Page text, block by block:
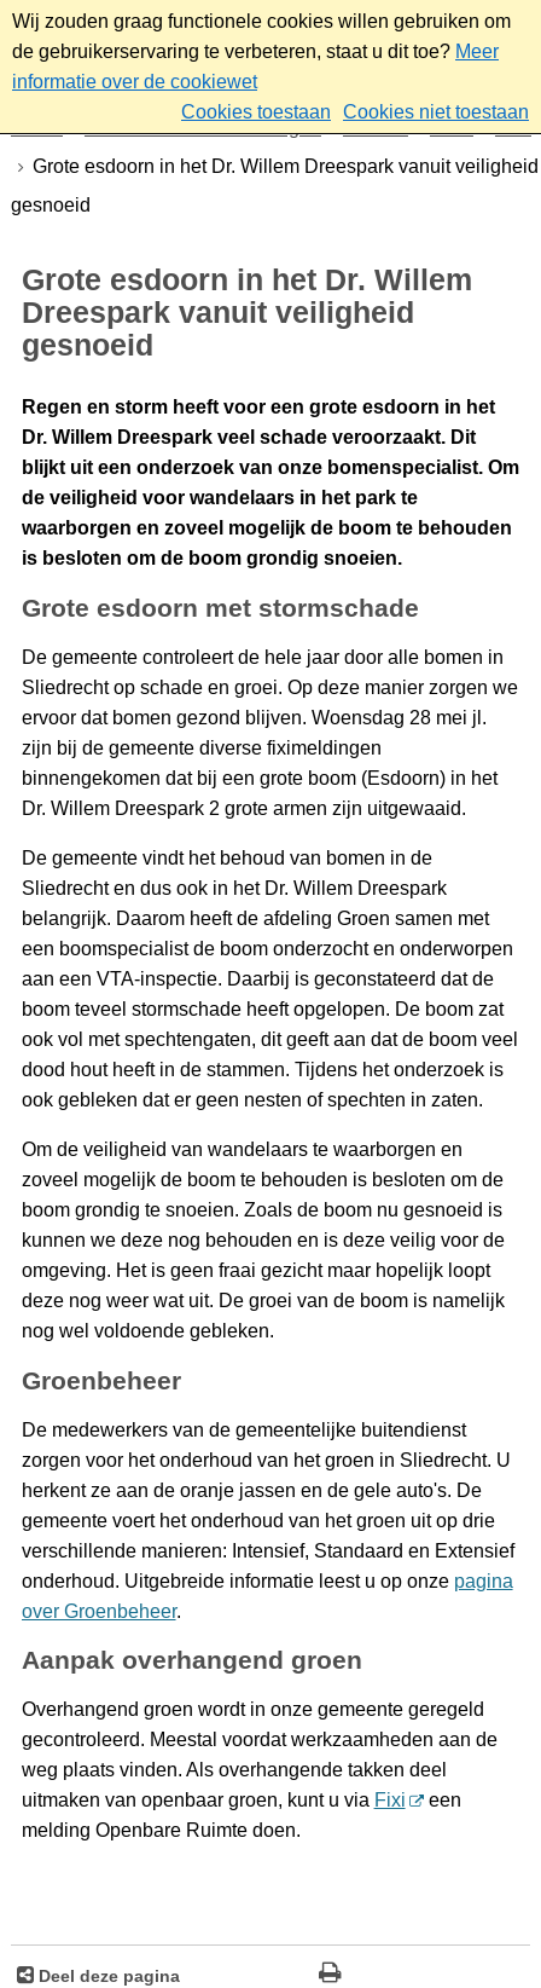
Wij zouden graag functionele cookies willen gebruiken om
de gebruikerservaring te verbeteren, staat u dit toe? Meer
informatie over de cookiewet
Cookies toestaan
Cookies niet toestaan
Nieuws & bekendmakingen Nieuws 2025
Juni
Grote esdoorn in het Dr. Willem Dreespark vanuit veiligheid
gesnoeid
Grote esdoorn in het Dr. Willem
Dreespark vanuit veiligheid
gesnoeid
Regen en storm heeft voor een grote esdoorn in het
Dr. Willem Dreespark veel schade veroorzaakt. Dit
blijkt uit een onderzoek van onze bomenspecialist. Om
de veiligheid voor wandelaars in het park te
waarborgen en zoveel mogelijk de boom te behouden
is besloten om de boom grondig snoeien.
Grote esdoorn met stormschade
De gemeente controleert de hele jaar door alle bomen in
Sliedrecht op schade en groei. Op deze manier zorgen we
ervoor dat bomen gezond blijven. Woensdag 28 mei jl.
zijn bij de gemeente diverse fiximeldingen
binnengekomen dat bij een grote boom (Esdoorn) in het
Dr. Willem Dreespark 2 grote armen zijn uitgewaaid.
De gemeente vindt het behoud van bomen in de
Sliedrecht en dus ook in het Dr. Willem Dreespark
belangrijk. Daarom heeft de afdeling Groen samen met
een boomspecialist de boom onderzocht en onderworpen
aan een VTA-inspectie. Daarbij is geconstateerd dat de
boom teveel stormschade heeft opgelopen. De boom zat
ook vol met spechtengaten, dit geeft aan dat de boom veel
dood hout heeft in de stammen. Tijdens het onderzoek is
ook gebleken dat er geen nesten of spechten in zaten.
Om de veiligheid van wandelaars te waarborgen en
zoveel mogelijk de boom te behouden is besloten om de
boom grondig te snoeien. Zoals de boom nu gesnoeid is
kunnen we deze nog behouden en is deze veilig voor de
omgeving. Het is geen fraai gezicht maar hopelijk loopt
deze nog weer wat uit. De groei van de boom is namelijk
nog wel voldoende gebleken.
Groenbeheer
De medewerkers van de gemeentelijke buitendienst
zorgen voor het onderhoud van het groen in Sliedrecht. U
herkent ze aan de oranje jassen en de gele auto's. De
gemeente voert het onderhoud van het groen uit op drie
verschillende manieren: Intensief, Standaard en Extensief
onderhoud. Uitgebreide informatie leest u op onze pagina
over Groenbeheer.
Aanpak overhangend groen
Overhangend groen wordt in onze gemeente geregeld
gecontroleerd. Meestal voordat werkzaamheden aan de
weg plaats vinden. Als overhangende takken deel
uitmaken van openbaar groen, kunt u via Fixi
een
melding Openbare Ruimte doen.
Deel deze pagina